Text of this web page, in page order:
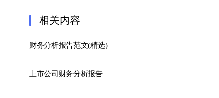
相关内容
财务分析报告范文(精选)
上市公司财务分析报告